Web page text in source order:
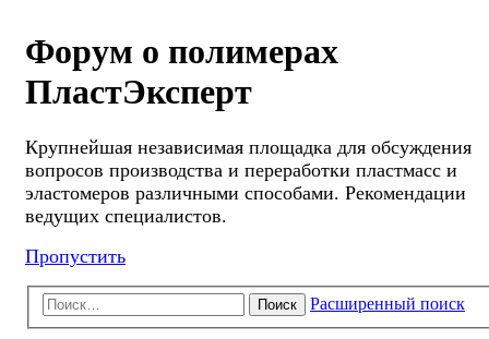
Форум о полимерах
ПластЭксперт
Крупнейшая независимая площадка для обсуждения
вопросов производства и переработки пластмасс и
эластомеров различными способами. Рекомендации
ведущих специалистов.
Пропустить
Поиск Расширенный поиск